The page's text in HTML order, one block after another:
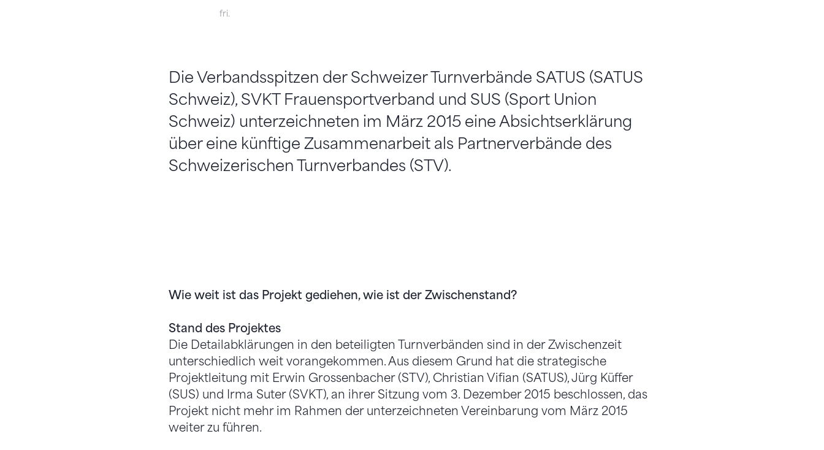
fri.
Die Verbandsspitzen der Schweizer Turnverbände SATUS (SATUS
Schweiz), SVKT Frauensportverband und SUS (Sport Union
Schweiz) unterzeichneten im März 2015 eine Absichtserklärung
über eine künftige Zusammenarbeit als Partnerverbände des
Schweizerischen Turnverbandes (STV).
Wie weit ist das Projekt gediehen, wie ist der Zwischenstand?
Stand des Projektes
Die Detailabklärungen in den beteiligten Turnverbänden sind in der Zwischenzeit
unterschiedlich weit vorangekommen. Aus diesem Grund hat die strategische
Projektleitung mit Erwin Grossenbacher (STV), Christian Vifian (SATUS), Jürg Küffer
(SUS) und Irma Suter (SVKT), an ihrer Sitzung vom 3. Dezember 2015 beschlossen, das
Projekt nicht mehr im Rahmen der unterzeichneten Vereinbarung vom März 2015
weiter zu führen.